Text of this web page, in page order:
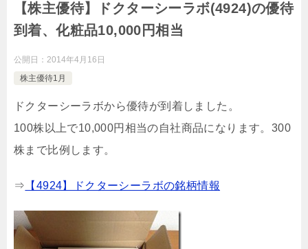
【株主優待】ドクターシーラボ(4924)の優待
到着、化粧品10,000円相当
公開日： 2014年4月16日
株主優待1月
ドクターシーラボから優待が到着しました。
100株以上で10,000円相当の自社商品になります。300
株まで比例します。
⇒ 【4924】ドクターシーラボの銘柄情報